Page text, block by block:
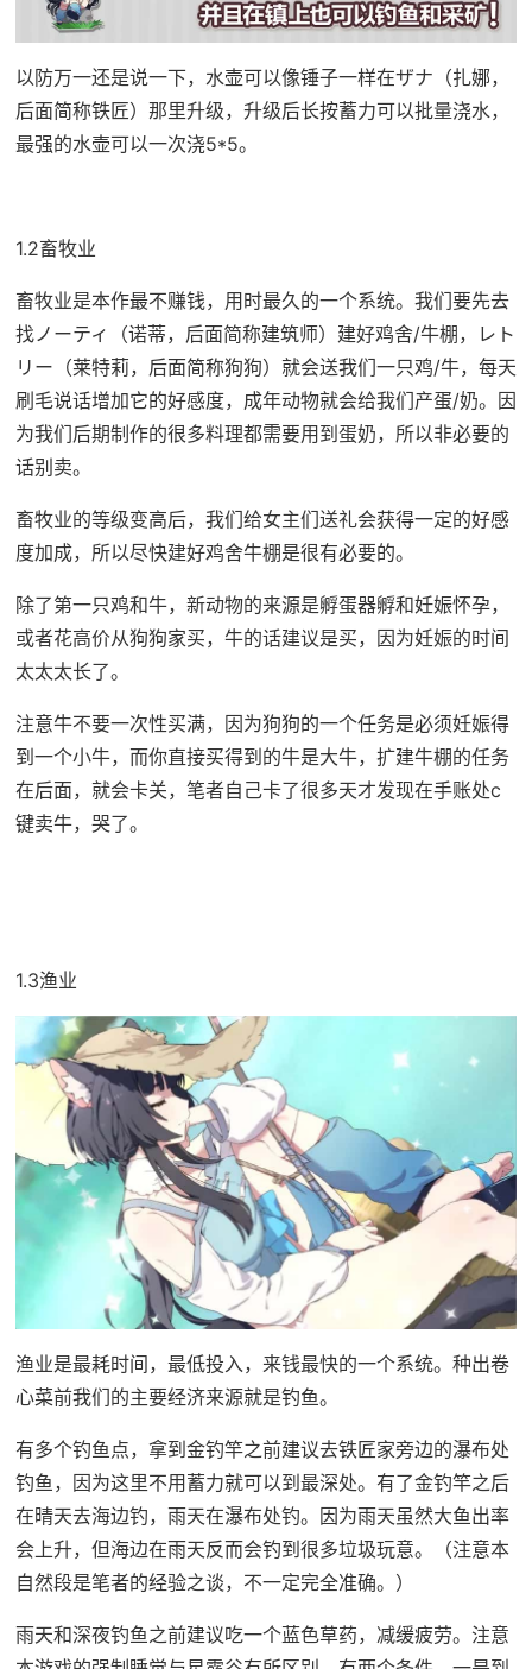
以防万一还是说一下，水壶可以像锤子一样在ザナ（扎娜，
后面简称铁匠）那里升级，升级后长按蓄力可以批量浇水，
最强的水壶可以一次浇5*5。
1.2畜牧业
畜牧业是本作最不赚钱，用时最久的一个系统。我们要先去
找ノーティ（诺蒂，后面简称建筑师）建好鸡舍/牛棚，レト
リー（莱特莉，后面简称狗狗）就会送我们一只鸡/牛，每天
刷毛说话增加它的好感度，成年动物就会给我们产蛋/奶。因
为我们后期制作的很多料理都需要用到蛋奶，所以非必要的
话别卖。
畜牧业的等级变高后，我们给女主们送礼会获得一定的好感
度加成，所以尽快建好鸡舍牛棚是很有必要的。
除了第一只鸡和牛，新动物的来源是孵蛋器孵和妊娠怀孕，
或者花高价从狗狗家买，牛的话建议是买，因为妊娠的时间
太太太长了。
注意牛不要一次性买满，因为狗狗的一个任务是必须妊娠得
到一个小牛，而你直接买得到的牛是大牛，扩建牛棚的任务
在后面，就会卡关，笔者自己卡了很多天才发现在手账处c
键卖牛，哭了。
1.3渔业
渔业是最耗时间，最低投入，来钱最快的一个系统。种出卷
心菜前我们的主要经济来源就是钓鱼。
有多个钓鱼点，拿到金钓竿之前建议去铁匠家旁边的瀑布处
钓鱼，因为这里不用蓄力就可以到最深处。有了金钓竿之后
在晴天去海边钓，雨天在瀑布处钓。因为雨天虽然大鱼出率
会上升，但海边在雨天反而会钓到很多垃圾玩意。（注意本
自然段是笔者的经验之谈，不一定完全准确。）
雨天和深夜钓鱼之前建议吃一个蓝色草药，减缓疲劳。注意